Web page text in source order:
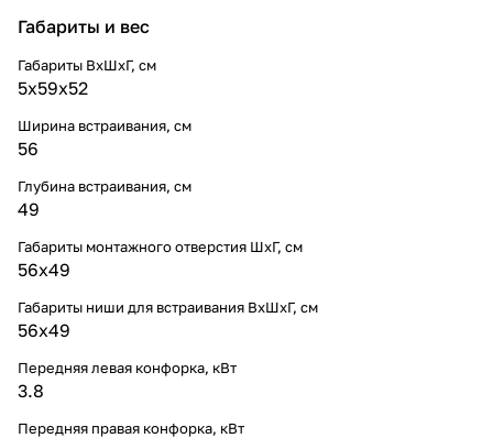
Габариты и вес
Габариты ВхШхГ, cм
5x59x52
Ширина встраивания, см
56
Глубина встраивания, см
49
Габариты монтажного отверстия ШхГ, см
56х49
Габариты ниши для встраивания ВхШхГ, cм
56x49
Передняя левая конфорка, кВт
3.8
Передняя правая конфорка, кВт